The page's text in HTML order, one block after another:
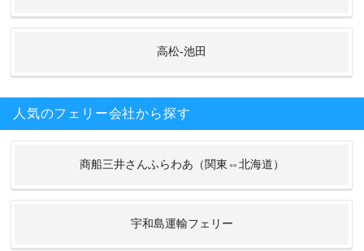
高松-池田
人気のフェリー会社から探す
商船三井さんふらわあ（関東⇔北海道）
宇和島運輸フェリー